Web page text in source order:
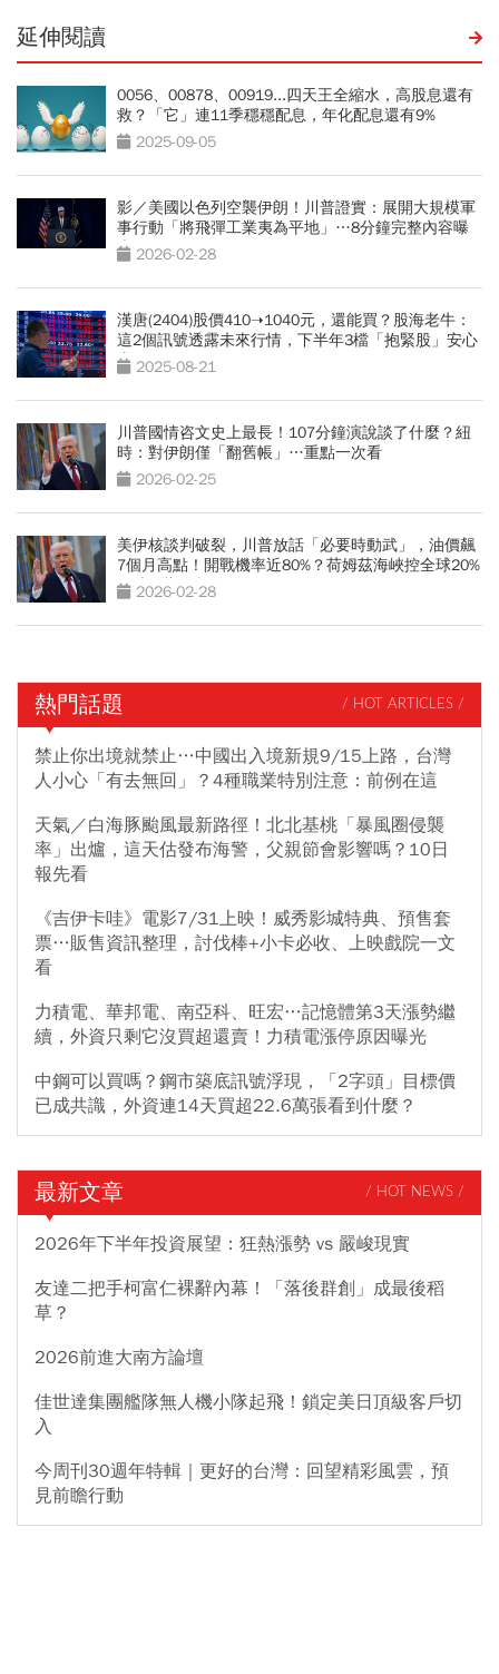
延伸閱讀
0056、00878、00919...四天王全縮水，高股息還有
救？「它」連11季穩穩配息，年化配息還有9%
2025-09-05
影／美國以色列空襲伊朗！川普證實：展開大規模軍
事行動「將飛彈工業夷為平地」…8分鐘完整內容曝
光 2026-02-28
漢唐(2404)股價410➝1040元，還能買？股海老牛：
這2個訊號透露未來行情，下半年3檔「抱緊股」安心
賺到飽
2025-08-21
川普國情咨文史上最長！107分鐘演說談了什麼？紐
時：對伊朗僅「翻舊帳」…重點一次看
2026-02-25
美伊核談判破裂，川普放話「必要時動武」，油價飆
7個月高點！開戰機率近80%？荷姆茲海峽控全球20%
原油影響解析
2026-02-28
熱門話題 / HOT ARTICLES /
禁止你出境就禁止…中國出入境新規9/15上路，台灣
人小心「有去無回」？4種職業特別注意：前例在這
天氣／白海豚颱風最新路徑！北北基桃「暴風圈侵襲
率」出爐，這天估發布海警，父親節會影響嗎？10日
報先看
《吉伊卡哇》電影7/31上映！威秀影城特典、預售套
票…販售資訊整理，討伐棒+小卡必收、上映戲院一文
看
力積電、華邦電、南亞科、旺宏…記憶體第3天漲勢繼
續，外資只剩它沒買超還賣！力積電漲停原因曝光
中鋼可以買嗎？鋼市築底訊號浮現，「2字頭」目標價
已成共識，外資連14天買超22.6萬張看到什麼？
最新文章 / HOT NEWS /
2026年下半年投資展望：狂熱漲勢 vs 嚴峻現實
友達二把手柯富仁裸辭內幕！「落後群創」成最後稻
草？
2026前進大南方論壇
佳世達集團艦隊無人機小隊起飛！鎖定美日頂級客戶切
入
今周刊30週年特輯｜更好的台灣：回望精彩風雲，預
見前瞻行動